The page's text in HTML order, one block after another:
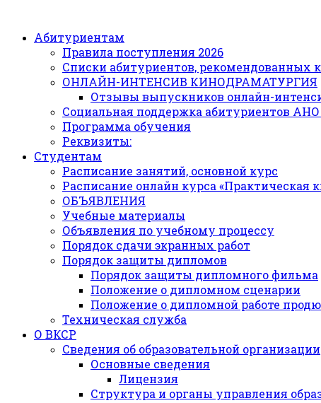
Абитуриентам
Правила поступления 2026
Списки абитуриентов, рекомендованных
ОНЛАЙН-ИНТЕНСИВ КИНОДРАМАТУРГИЯ
Отзывы выпускников онлайн-
Социальная поддержка абитуриентов
Программа обучения
Реквизиты:
Студентам
Расписание занятий, основной курс
Расписание онлайн курса «Практическая
ОБЪЯВЛЕНИЯ
Учебные материалы
Объявления по учебному процессу
Порядок сдачи экранных работ
Порядок защиты дипломов
Порядок защиты дипломного фильма
Положение о дипломном сценарии
Положение о дипломной работе
Техническая служба
О ВКСР
Сведения об образовательной организации
Основные сведения
Лицензия
Структура и органы управления